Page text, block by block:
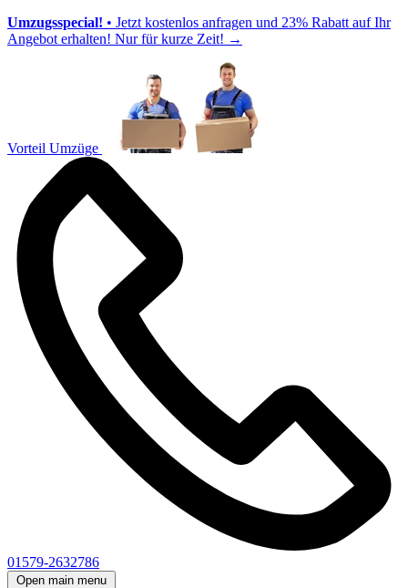
Umzugsspecial! • Jetzt kostenlos anfragen und 23% Rabatt auf Ihr
Angebot erhalten! Nur für kurze Zeit! →
Vorteil Umzüge
01579-2632786
Open main menu